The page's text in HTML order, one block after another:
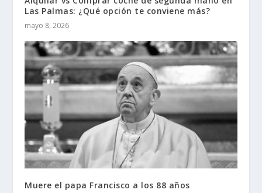
Las Palmas: ¿Qué opción te conviene más?
mayo 8, 2026
Muere el papa Francisco a los 88 años